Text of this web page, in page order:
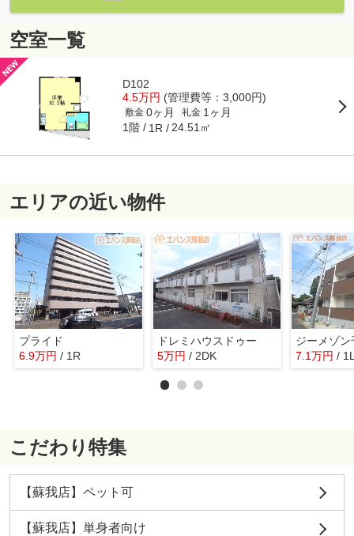
空室一覧
D102
4.5万円 (管理費等：3,000円)
敷金 0ヶ月 礼金 1ヶ月
1階 1R 24.51㎡
エリアの近い物件
プライド
6.9万円 / 1R
ドレミハウスドゥー
5万円 / 2DK 7.1万円 /
こだわり特集
【蘇我店】ペット可
【蘇我店】単身者向け